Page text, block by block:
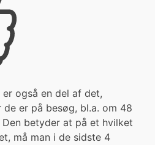
også en del af det,
er på besøg, bl.a. om 48
betyder at på et hvilket
må man i de sidste 4